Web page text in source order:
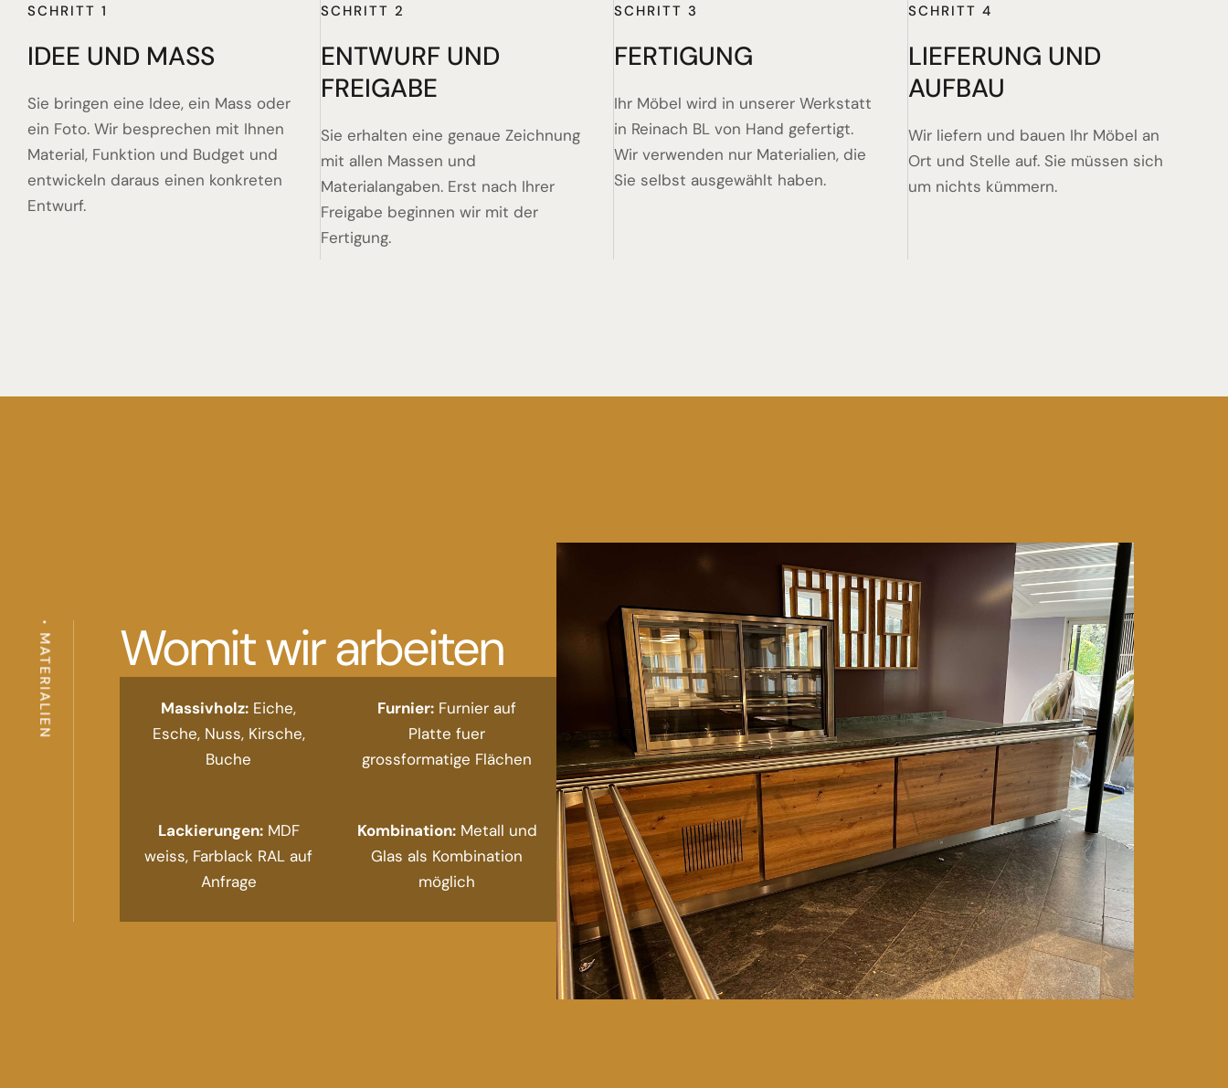
SCHRITT 1
IDEE UND MASS
Sie bringen eine Idee, ein Mass oder
ein Foto. Wir besprechen mit Ihnen
Material, Funktion und Budget und
entwickeln daraus einen konkreten
Entwurf.
SCHRITT 2
ENTWURF UND
FREIGABE
Sie erhalten eine genaue Zeichnung
mit allen Massen und
Materialangaben. Erst nach Ihrer
Freigabe beginnen wir mit der
Fertigung.
SCHRITT 3
FERTIGUNG
Ihr Möbel wird in unserer Werkstatt
in Reinach BL von Hand gefertigt.
Wir verwenden nur Materialien, die
Sie selbst ausgewählt haben.
SCHRITT 4
LIEFERUNG UND
AUFBAU
Wir liefern und bauen Ihr Möbel an
Ort und Stelle auf. Sie müssen sich
um nichts kümmern.
MATERIALIEN Womit wir arbeiten
Massivholz: Eiche,
Esche, Nuss, Kirsche,
Buche
Furnier: Furnier auf
Platte fuer
grossformatige Flächen
Lackierungen:MDF
weiss, Farblack RAL auf
Anfrage
Kombination:Metall und
Glas als Kombination
möglich